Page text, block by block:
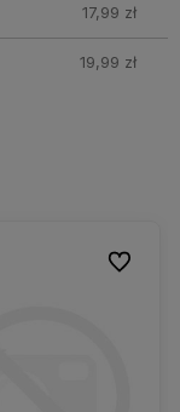
17,99 zł
19,99 zł
Do
Do